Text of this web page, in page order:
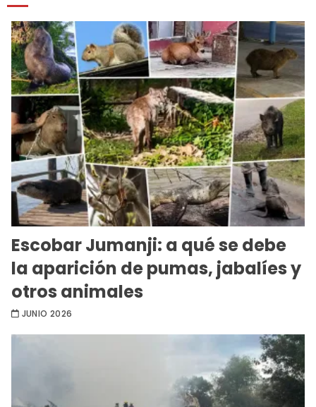
Escobar Jumanji: a qué se debe
la aparición de pumas, jabalíes y
otros animales
JUNIO 2026